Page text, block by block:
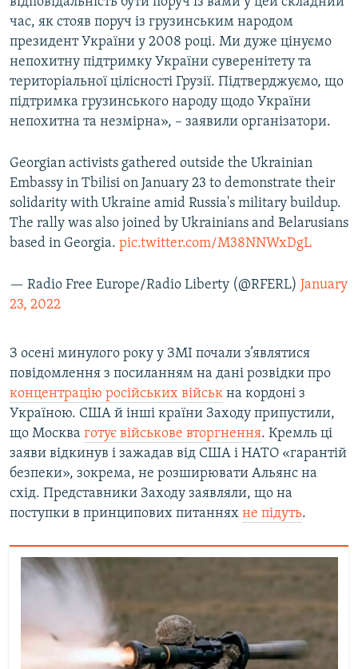
час, як стояв поруч із грузинським народом
президент України у 2008 році. Ми дуже цінуємо
непохитну підтримку України суверенітету та
територіальної цілісності Грузії. Підтверджуємо, що
підтримка грузинського народу щодо України
непохитна та незмірна», – заявили організатори.
Georgian activists gathered outside the Ukrainian
Embassy in Tbilisi on January 23 to demonstrate their
solidarity with Ukraine amid Russia's military buildup.
The rally was also joined by Ukrainians and Belarusians
based in Georgia. pic.twitter.com/M38NNWxDgL
— Radio Free Europe/Radio Liberty (@RFERL) January
23, 2022
З осені минулого року у ЗМІ почали з’являтися
повідомлення з посиланням на дані розвідки про
концентрацію російських військ на кордоні з
Україною. США й інші країни Заходу припустили,
що Москва готує військове вторгнення. Кремль ці
заяви відкинув і зажадав від США і НАТО «гарантій
безпеки», зокрема, не розширювати Альянс на
схід. Представники Заходу заявляли, що на
поступки в принципових питаннях не підуть.